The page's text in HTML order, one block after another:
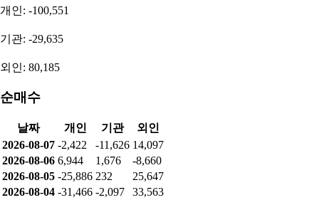
개인: -100,551
기관: -29,635
외인: 80,185
순매수
날짜 개인 기관
외인
2026-08-07 -2,422 -11,626 14,097
2026-08-06 6,944 1,676
-8,660
2026-08-05 -25,886 232
25,647
2026-08-04 -31,466 -2,097
33,563